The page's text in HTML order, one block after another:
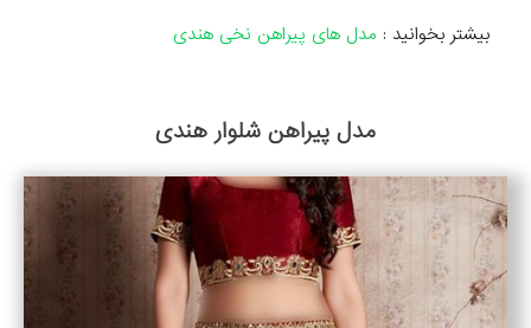
بیشتر بخوانید : مدل های پیراهن نخی هندی
مدل پیراهن شلوار هندی